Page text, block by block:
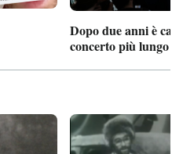
Dopo due anni è
concerto più lungo